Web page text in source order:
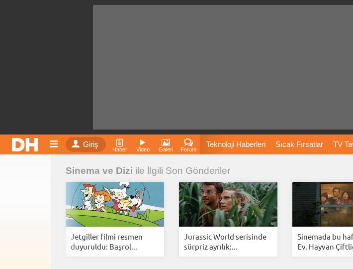
Giriş
Haber Video Galeri Forum
Teknoloji Haberleri Sıcak Fırsatlar TV
Film Önerileri
Fiyatları Vizyondaki Bitcoin Dizi
İnstagram Dondurma İnstagram Çöktü Mü
Sinema ve Dizi ile İlgili Son Gönderiler
Jetgiller filmi resmen
duyuruldu: Başrol...
Jurassic World serisinde
sürpriz ayrılık:...
Sinemada bu
Ev, Hayvan